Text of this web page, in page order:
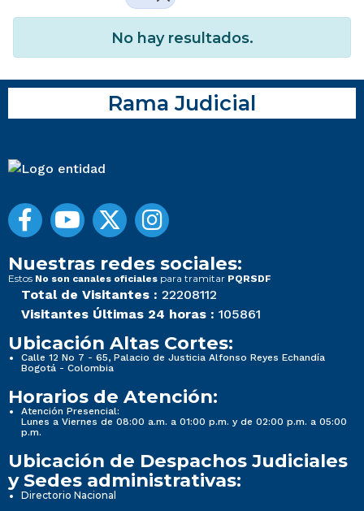
No hay resultados.
Rama Judicial
Nuestras redes sociales:
Estos No son canales oficiales para tramitar PQRSDF
Total de Visitantes : 22208112
Visitantes Últimas 24 horas : 105861
Ubicación Altas Cortes:
Calle 12 No 7 - 65, Palacio de Justicia Alfonso Reyes Echandía
Bogotá - Colombia
Horarios de Atención:
Atención Presencial:
Lunes a Viernes de 08:00 a.m. a 01:00 p.m. y de 02:00 p.m. a 05:00
p.m.
Ubicación de Despachos Judiciales
y Sedes administrativas:
Directorio Nacional